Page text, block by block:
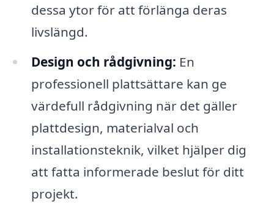
dessa ytor för att förlänga deras
livslängd.
Design och rådgivning: En
professionell plattsättare kan ge
värdefull rådgivning när det gäller
plattdesign, materialval och
installationsteknik, vilket hjälper dig
att fatta informerade beslut för ditt
projekt.